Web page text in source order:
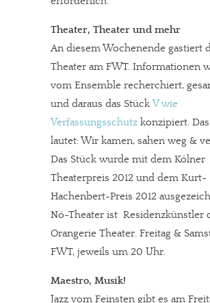
Theater, Theater und mehr
An diesem Wochenende gastiert
Theater am FWT. Informationen
vom Ensemble recherchiert,
und daraus das Stück V wie
Verfassungsschutz konzipiert.
lautet: Wir kamen, sahen weg &
Das Stück wurde mit dem Kölner
Theaterpreis 2012 und dem Kurt-
Hachenbert-Preis 2012
Nö-Theater ist Residenzkünstler
Orangerie Theater. Freitag &
FWT, jeweils um 20 Uhr.
Maestro, Musik!
Jazz vom Feinsten gibt es am